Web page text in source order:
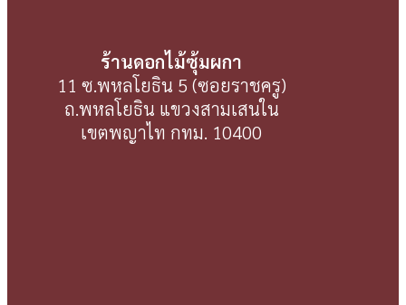
ร้านดอกไม้ซุ้มผกา
11 ซ.พหลโยธิน 5 (ซอยราชครู)
ถ.พหลโยธิน แขวงสามเสนใน
เขตพญาไท กทม. 10400